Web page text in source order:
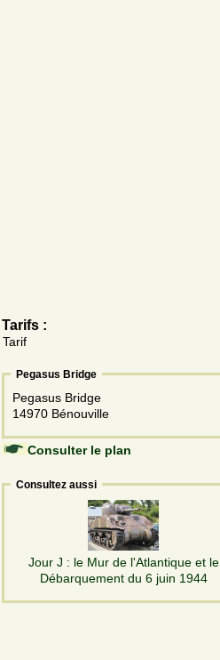
Tarifs :
Tarif
Pegasus Bridge
Pegasus Bridge
14970 Bénouville
Consulter le plan
Consultez aussi
Jour J : le Mur de l'Atlantique et le
Débarquement du 6 juin 1944